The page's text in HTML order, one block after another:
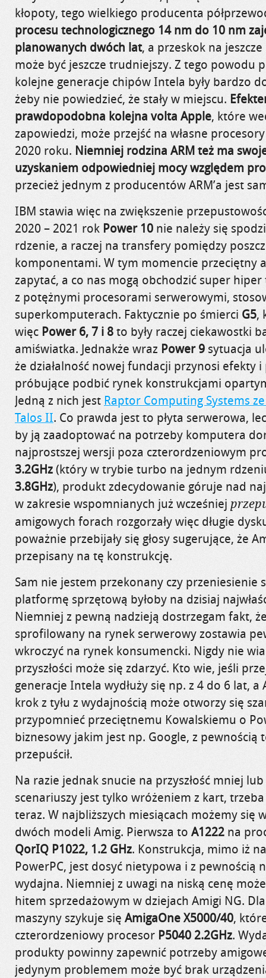
kłopoty, tego wielkiego producenta
procesu technologicznego 14 nm do 10 nm
planowanych dwóch lat, a przeskok na
może być jeszcze trudniejszy. Z tego powodu
kolejne generacje chipów Intela były bardzo
żeby nie powiedzieć, że stały w miejscu.
prawdopodobna kolejna volta Apple, które
zapowiedzi, może przejść na własne
2020 roku. Niemniej rodzina ARM też ma
uzyskaniem odpowiedniej mocy względem
przecież jednym z producentów ARM’a jest
IBM stawia więc na zwiększenie
2020 – 2021 rok Power 10 nie należy się
rdzenie, a raczej na transfery pomiędzy
komponentami. W tym momencie przeciętny
zapytać, a co nas mogą obchodzić super
z potężnymi procesorami serwerowymi,
superkomputerach. Faktycznie po śmierci G5,
więc Power 6, 7 i 8to były raczej ciekawostki
amiświatka. Jednakże wraz Power 9sytuacja
że działalność nowej fundacji przynosi efekty
próbujące podbić rynek konstrukcjami
Jedną z nich jest Raptor Computing Systems
Talos II. Co prawda jest to płyta serwerowa,
by ją zaadoptować na potrzeby komputera
najprostszej wersji poza czterordzeniowym
3.2GHz(który w trybie turbo na jednym
3.8GHz), produkt zdecydowanie góruje nad
w zakresie wspomnianych już wcześniej
amigowych forach rozgorzały więc długie
poważnie przebijały się głosy sugerujące, że
przepisany na tę konstrukcję.
Sam nie jestem przekonany czy przeniesienie
platformę sprzętową byłoby na dzisiaj
Niemniej z pewną nadzieją dostrzegam fakt,
sprofilowany na rynek serwerowy zostawia
wkroczyć na rynek konsumencki. Nigdy nie
przyszłości może się zdarzyć. Kto wie, jeśli
generacje Intela wydłuży się np. z 4 do 6 lat, a
krok z tyłu z wydajnością może otworzy się
przypomnieć przeciętnemu Kowalskiemu o
biznesowy jakim jest np. Google, z pewnością
przepuścił.
Na razie jednak snucie na przyszłość mniej
scenariuszy jest tylko wróżeniem z kart,
teraz. W najbliższych miesiącach możemy się
dwóch modeli Amig. Pierwsza to A1222 na
QorIQ P1022, 1.2 GHz. Konstrukcja, mimo iż
PowerPC, jest dosyć nietypowa i z pewnością
wydajna. Niemniej z uwagi na niską cenę
hitem sprzedażowym w dziejach Amigi NG.
maszyny szykuje się AmigaOne X5000/40,
czterordzeniowy procesor P5040 2.2GHz.
produkty powinny zapewnić potrzeby
jedynym problemem może być brak